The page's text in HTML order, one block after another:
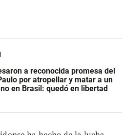
a reconocida promesa del
por atropellar y matar a un
en Brasil: quedó en libertad